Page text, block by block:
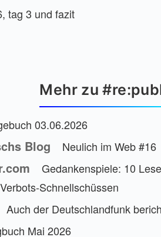
tag 3 und fazit
Mehr zu
03.06.2026
Blog Neulich im Web #16
Gedankenspiele: 10
Schnellschüssen
Auch der Deutschlandfunk
Mai 2026